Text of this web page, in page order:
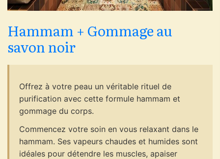
Hammam + Gommage au
savon noir
Offrez à votre peau un véritable rituel de
purification avec cette formule hammam et
gommage du corps.
Commencez votre soin en vous relaxant dans le
hammam. Ses vapeurs chaudes et humides sont
idéales pour détendre les muscles, apaiser